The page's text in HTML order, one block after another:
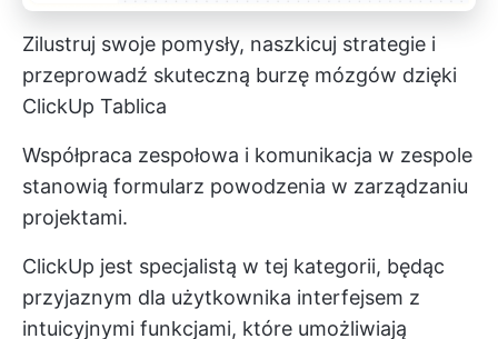
Zilustruj swoje pomysły, naszkicuj strategie i
przeprowadź skuteczną burzę mózgów dzięki
ClickUp Tablica
Współpraca zespołowa i komunikacja w zespole
stanowią formularz powodzenia w zarządzaniu
projektami.
ClickUp jest specjalistą w tej kategorii, będąc
przyjaznym dla użytkownika interfejsem z
intuicyjnymi funkcjami, które umożliwiają